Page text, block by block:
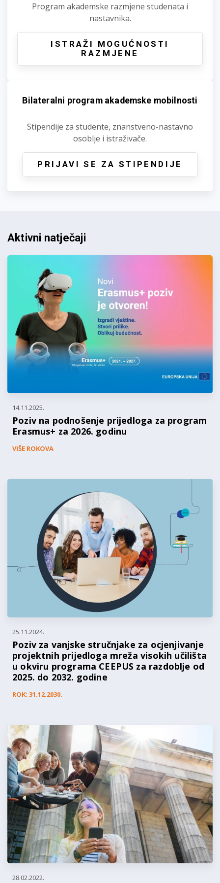
Program akademske razmjene studenata i
nastavnika.
ISTRAŽI MOGUĆNOSTI
RAZMJENE
Bilateralni program akademske mobilnosti
Stipendije za studente, znanstveno-nastavno
osoblje i istraživače.
PRIJAVI SE ZA STIPENDIJE
Aktivni natječaji
14.11.2025.
Poziv na podnošenje prijedloga za program
Erasmus+ za 2026. godinu
VIŠE ROKOVA
25.11.2024.
Poziv za vanjske stručnjake za ocjenjivanje
projektnih prijedloga mreža visokih učilišta
u okviru programa CEEPUS za razdoblje od
2025. do 2032. godine
ROK: 31.12.2030.
28.02.2022.